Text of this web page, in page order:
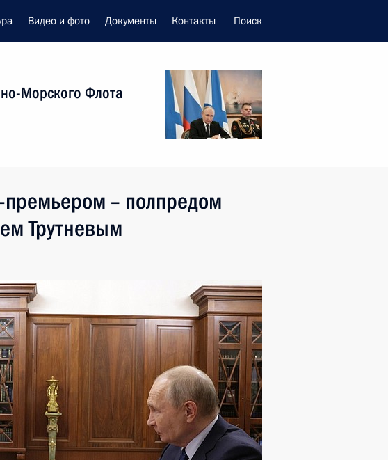
Видео и фото Документы Контакты Поиск
Морского Флота
премьером – полпредом
Трутневым